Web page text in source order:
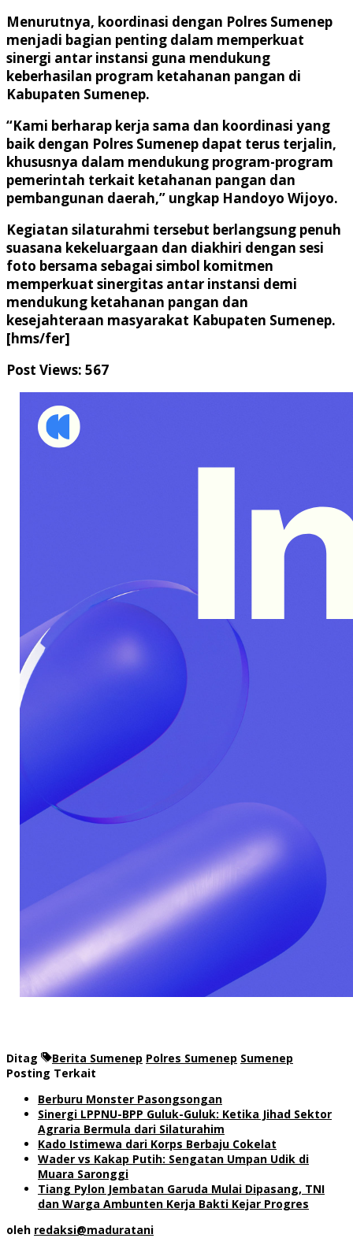
Menurutnya, koordinasi dengan Polres Sumenep
menjadi bagian penting dalam memperkuat
sinergi antar instansi guna mendukung
keberhasilan program ketahanan pangan di
Kabupaten Sumenep.
“Kami berharap kerja sama dan koordinasi yang
baik dengan Polres Sumenep dapat terus terjalin,
khususnya dalam mendukung program-program
pemerintah terkait ketahanan pangan dan
pembangunan daerah,” ungkap Handoyo Wijoyo.
Kegiatan silaturahmi tersebut berlangsung penuh
suasana kekeluargaan dan diakhiri dengan sesi
foto bersama sebagai simbol komitmen
memperkuat sinergitas antar instansi demi
mendukung ketahanan pangan dan
kesejahteraan masyarakat Kabupaten Sumenep.
[hms/fer]
Post Views: 567
Ditag Berita Sumenep Polres Sumenep Sumenep
Posting Terkait
Berburu Monster Pasongsongan
Sinergi LPPNU-BPP Guluk-Guluk: Ketika Jihad Sektor
Agraria Bermula dari Silaturahim
Kado Istimewa dari Korps Berbaju Cokelat
Wader vs Kakap Putih: Sengatan Umpan Udik di
Muara Saronggi
Tiang Pylon Jembatan Garuda Mulai Dipasang, TNI
dan Warga Ambunten Kerja Bakti Kejar Progres
oleh redaksi@maduratani